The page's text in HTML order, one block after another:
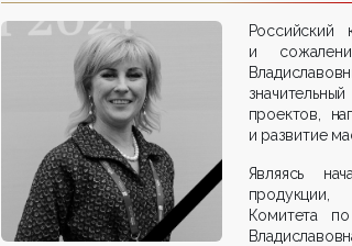
и
проектов,
и развитие
Являясь
продукции,
Комитета